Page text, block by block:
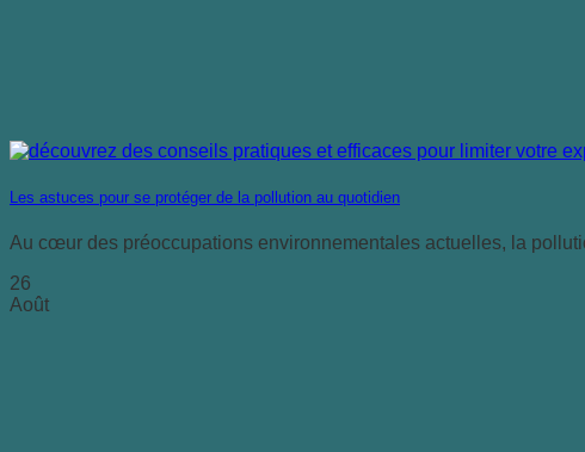
Les astuces pour se protéger de la pollution au quotidien
Au cœur des préoccupations environnementales actuelles, la
26
Août